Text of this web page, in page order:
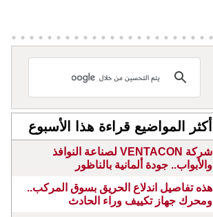
أكثر المواضيع قراءة هذا الأسبوع
شركة VENTACON لصناعة النوافذ
والأبواب.. جودة ألمانية بالناظور
هذه تفاصيل اندلاع الحريق بسوق المركب..
ومحرك جهاز تكييف وراء الحادث